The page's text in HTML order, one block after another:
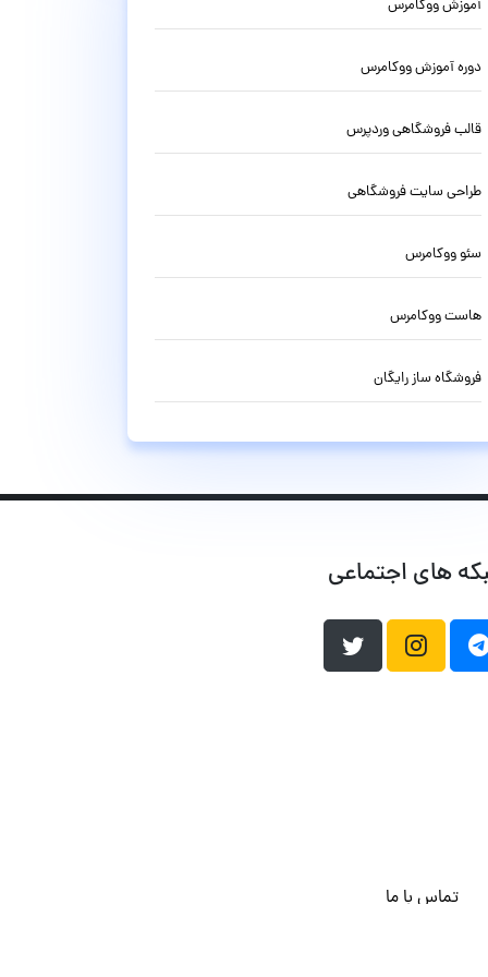
آموزش ووکامرس
دوره آموزش ووکامرس
قالب فروشگاهی وردپرس
طراحی سایت فروشگاهی
سئو ووکامرس
هاست ووکامرس
فروشگاه ساز رایگان
های اجتماعی
تماس با ما